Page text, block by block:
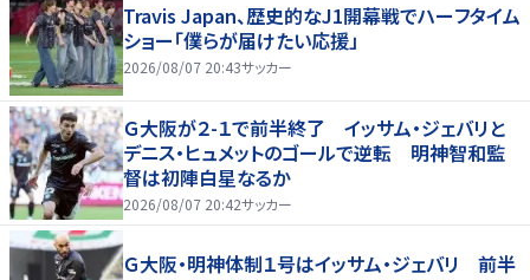
Travis Japan、歴史的なJ1開幕戦でハーフタイム
ショー「僕らが届けたい応援」
2026/08/07 20:43サッカー
Ｇ大阪が２-１で前半終了 イッサム・ジェバリと
デニス・ヒュメットのゴールで逆転 明神智和監
督は初陣白星なるか
2026/08/07 20:42サッカー
Ｇ大阪・明神体制１号はイッサム・ジェバリ 前半